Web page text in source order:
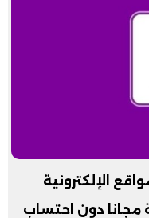
الإلكترونية
مجانا دون احتساب